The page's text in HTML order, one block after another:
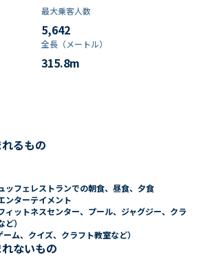
最大乗客人数
5,642
全長（メートル）
315.8m
るもの
ッフェレストランでの朝食、昼食、夕食
ンターテイメント
ィットネスセンター、プール、ジャグジー、クラ
）
ム、クイズ、クラフト教室など）
ないもの